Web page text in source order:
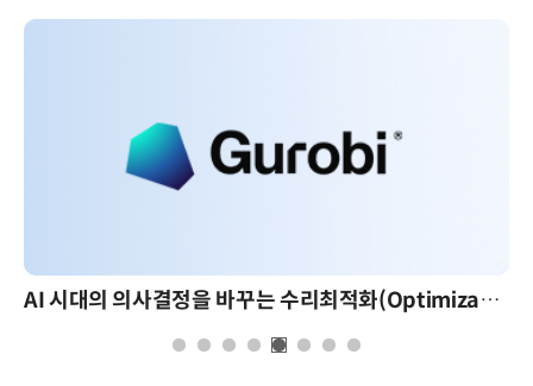
AI 시대의 의사결정을 바꾸는 수리최적화(Optimization): 실제 산업 적용 사례와 활용 전략